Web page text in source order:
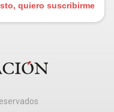
quiero suscribirme